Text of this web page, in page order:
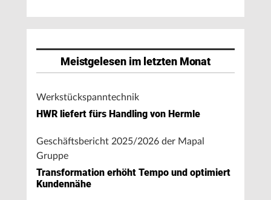
Meistgelesen im letzten Monat
Werkstückspanntechnik
HWR liefert fürs Handling von Hermle
Geschäftsbericht 2025/2026 der Mapal
Gruppe
Transformation erhöht Tempo und optimiert
Kundennähe